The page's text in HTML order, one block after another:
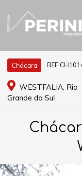
Chácara REF
WESTFALIA, Rio
Grande do Sul